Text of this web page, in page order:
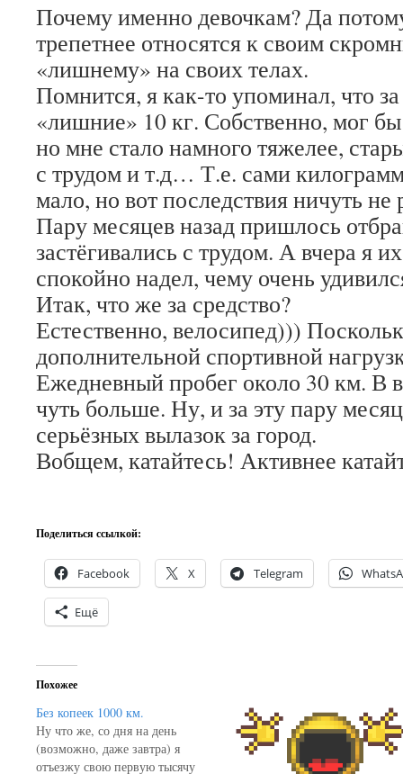
Почему именно девочкам? Да
трепетнее относятся к своим
«лишнему» на своих телах.
Помнится, я как-то упоминал, что
«лишние» 10 кг. Собственно, мог
но мне стало намного тяжелее,
с трудом и т.д… Т.е. сами
мало, но вот последствия ничуть не
Пару месяцев назад пришлось
застёгивались с трудом. А вчера я
спокойно надел, чему очень
Итак, что же за средство?
Естественно, велосипед)))
дополнительной спортивной
Ежедневный пробег около 30 км. В
чуть больше. Ну, и за эту пару
серьёзных вылазок за город.
Вобщем, катайтесь! Активнее
Поделиться ссылкой:
Facebook X Telegram
Ещё
Похожее
Без копеек 1000 км.
Ну что же, со дня на день
(возможно, даже завтра) я
отъезжу свою первую тысячу